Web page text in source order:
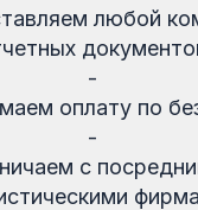
любой
-
оплату по
-
с